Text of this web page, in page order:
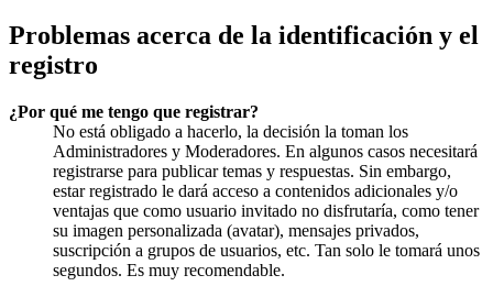
Problemas acerca de la identificación y el
registro
¿Por qué me tengo que registrar?
No está obligado a hacerlo, la decisión la toman los
Administradores y Moderadores. En algunos casos necesitará
registrarse para publicar temas y respuestas. Sin embargo,
estar registrado le dará acceso a contenidos adicionales y/o
ventajas que como usuario invitado no disfrutaría, como tener
su imagen personalizada (avatar), mensajes privados,
suscripción a grupos de usuarios, etc. Tan solo le tomará unos
segundos. Es muy recomendable.